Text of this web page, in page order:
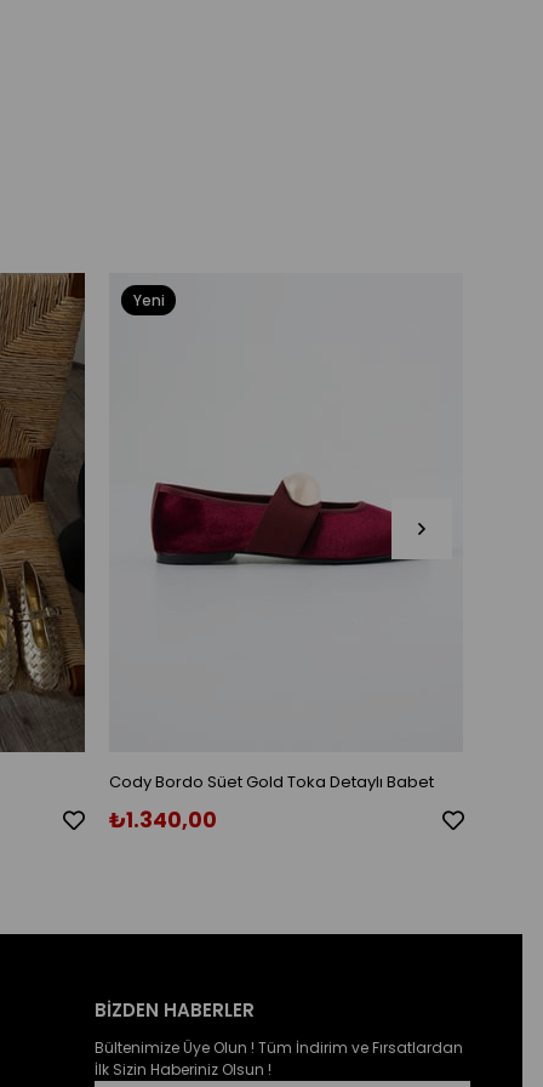
Cody Bordo Süet Gold Toka Detaylı Babet
₺1.340,00
Yeni
BİZDEN HABERLER
Bültenimize Üye Olun ! Tüm İndirim ve Fırsatlardan
İlk Sizin Haberiniz Olsun !